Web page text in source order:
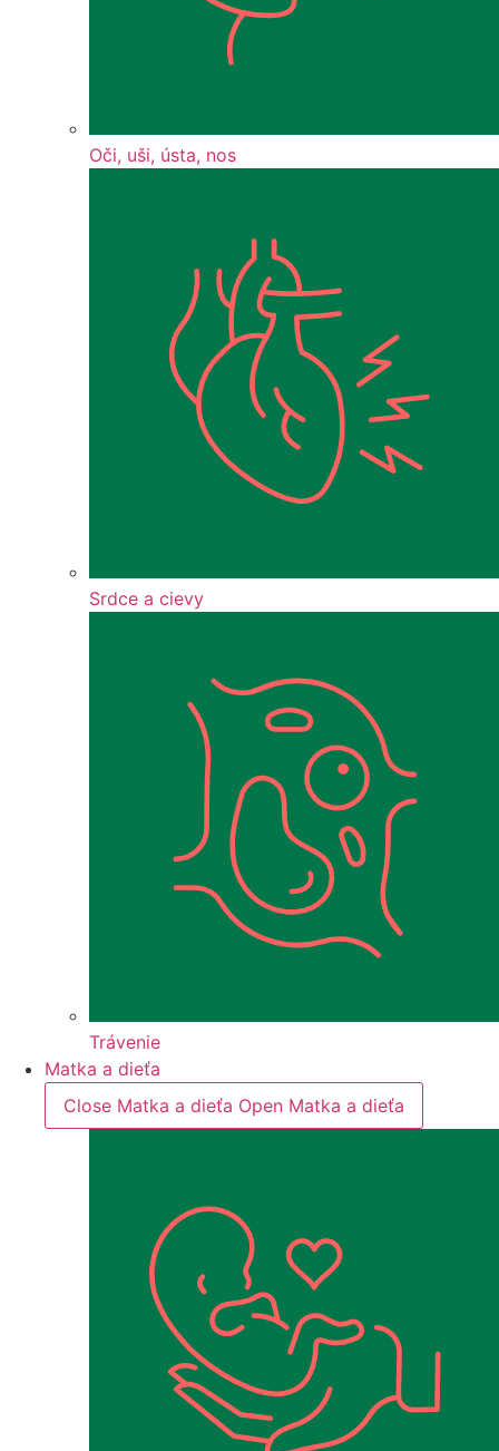
Oči, uši, ústa, nos
Srdce a cievy
Trávenie
Matka a dieťa
Close Matka a dieťa Open Matka a dieťa